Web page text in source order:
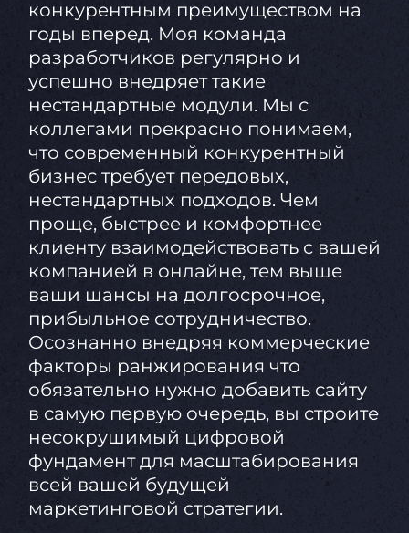
конкурентным преимуществом на
годы вперед. Моя команда
разработчиков регулярно и
успешно внедряет такие
нестандартные модули. Мы с
коллегами прекрасно понимаем,
что современный конкурентный
бизнес требует передовых,
нестандартных подходов. Чем
проще, быстрее и комфортнее
клиенту взаимодействовать с вашей
компанией в онлайне, тем выше
ваши шансы на долгосрочное,
прибыльное сотрудничество.
Осознанно внедряя коммерческие
факторы ранжирования что
обязательно нужно добавить сайту
в самую первую очередь, вы строите
несокрушимый цифровой
фундамент для масштабирования
всей вашей будущей
маркетинговой стратегии.